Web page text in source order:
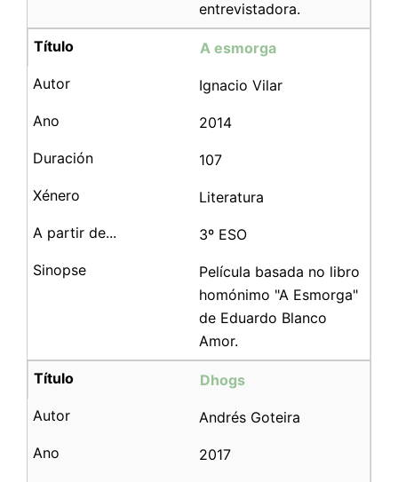
entrevistadora.
A esmorga
Ignacio Vilar
2014
107
Literatura
3º ESO
Película basada no libro
homónimo "A Esmorga"
de Eduardo Blanco
Amor.
Dhogs
Andrés Goteira
2017